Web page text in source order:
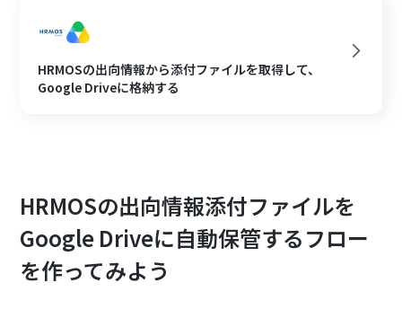
HRMOSの出向情報から添付ファイルを取得して、
Google Driveに格納する
HRMOSの出向情報添付ファイルを
Google Driveに自動保管するフロー
を作ってみよう